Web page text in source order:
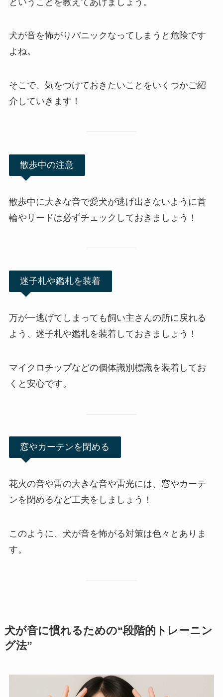
犬が音を怖がりパニックなってしまうと危険です
よね。
そこで、気をつけておきたいことをいくつかご紹
介していきます！
散歩中の注意
散歩中に大きな音で愛犬が逃げ出さないように首
輪やリードは必ずチェックしておきましょう！
迷子札や鑑札を装着
万が一逃げてしまっても飼い主さんの所に戻れる
よう、迷子札や鑑札を装着しておきましょう！
マイクロチップなどの個体識別標識を装着してお
くと安心です。
窓やカーテンを閉める
花火の音や雷の大きな音や雷光には、窓やカーテ
ンを閉めるなど工夫をしましょう！
このように、犬が音を怖がる対策は色々とありま
す。
犬が音に慣れるための“段階的トレーニン
グ法”